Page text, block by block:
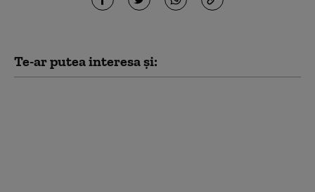
Te-ar putea interesa și: